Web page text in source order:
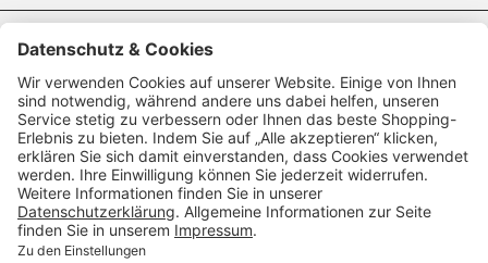
Information
Rechtliches
Zahlungsmethoden
Zertifikate
Folgen Sie uns